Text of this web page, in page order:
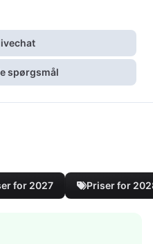
spørgsmål
for 2027 Priser for